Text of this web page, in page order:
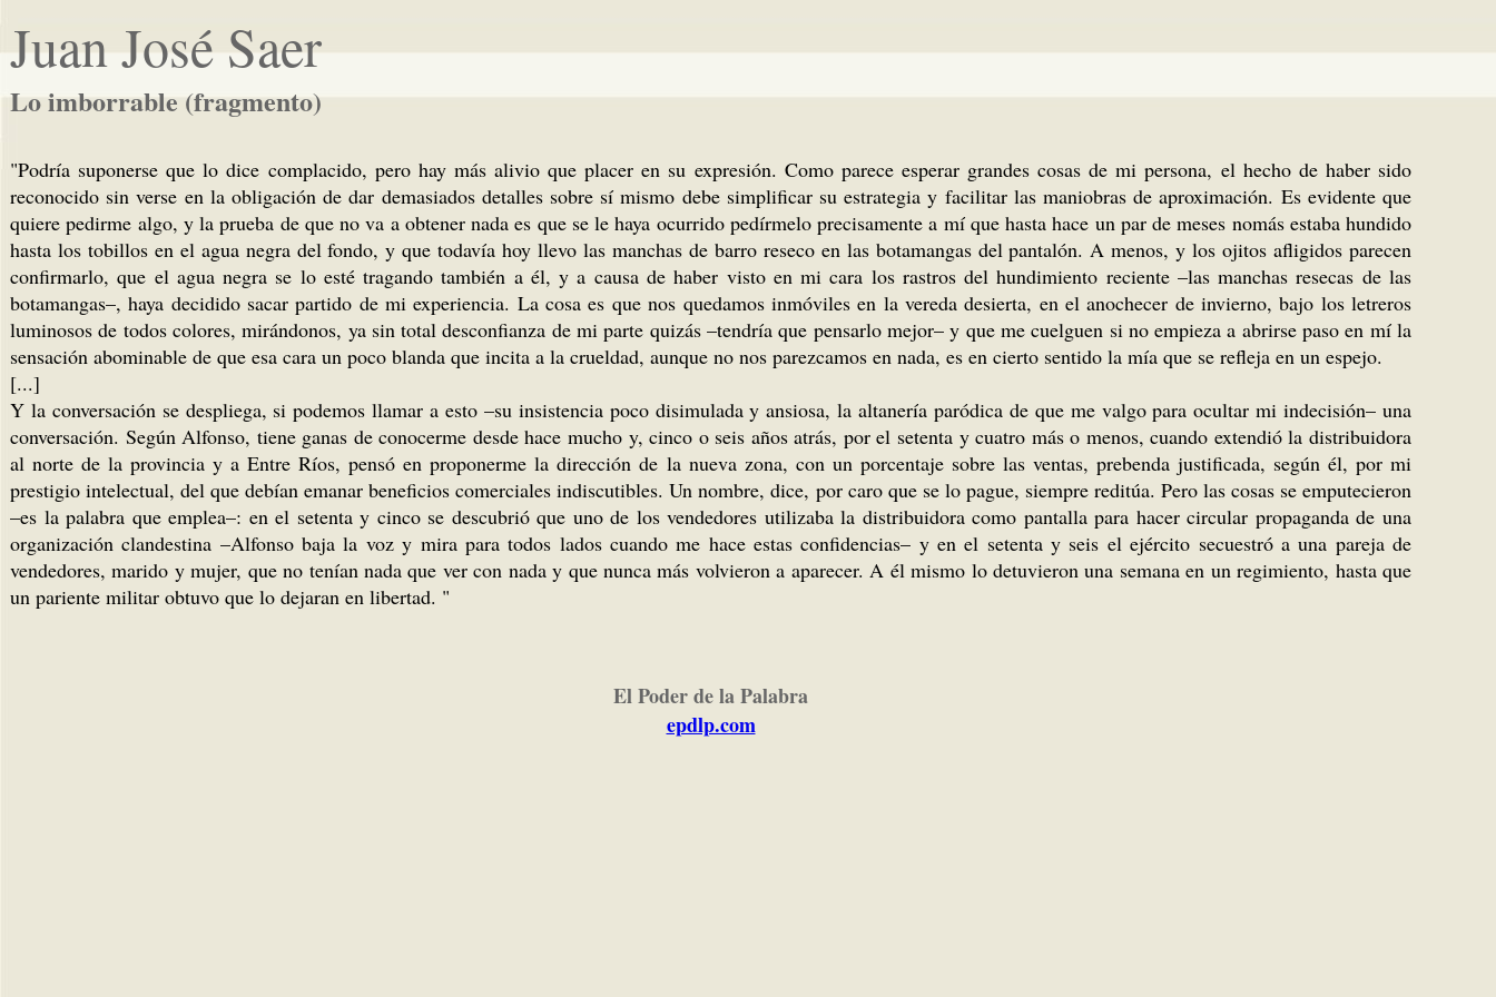
Juan José Saer
Lo imborrable (fragmento)
"Podría suponerse que lo dice complacido, pero hay más alivio que placer en su expresión. Como parece esperar grandes cosas de mi persona, el hecho de haber sido
reconocido sin verse en la obligación de dar demasiados detalles sobre sí mismo debe simplificar su estrategia y facilitar las maniobras de aproximación. Es evidente que
quiere pedirme algo, y la prueba de que no va a obtener nada es que se le haya ocurrido pedírmelo precisamente a mí que hasta hace un par de meses nomás estaba hundido
hasta los tobillos en el agua negra del fondo, y que todavía hoy llevo las manchas de barro reseco en las botamangas del pantalón. A menos, y los ojitos afligidos parecen
confirmarlo, que el agua negra se lo esté tragando también a él, y a causa de haber visto en mi cara los rastros del hundimiento reciente –las manchas resecas de las
botamangas–, haya decidido sacar partido de mi experiencia. La cosa es que nos quedamos inmóviles en la vereda desierta, en el anochecer de invierno, bajo los letreros
luminosos de todos colores, mirándonos, ya sin total desconfianza de mi parte quizás –tendría que pensarlo mejor– y que me cuelguen si no empieza a abrirse paso en mí la
sensación abominable de que esa cara un poco blanda que incita a la crueldad, aunque no nos parezcamos en nada, es en cierto sentido la mía que se refleja en un espejo.
[...]
Y la conversación se despliega, si podemos llamar a esto –su insistencia poco disimulada y ansiosa, la altanería paródica de que me valgo para ocultar mi indecisión– una
conversación. Según Alfonso, tiene ganas de conocerme desde hace mucho y, cinco o seis años atrás, por el setenta y cuatro más o menos, cuando extendió la distribuidora
al norte de la provincia y a Entre Ríos, pensó en proponerme la dirección de la nueva zona, con un porcentaje sobre las ventas, prebenda justificada, según él, por mi
prestigio intelectual, del que debían emanar beneficios comerciales indiscutibles. Un nombre, dice, por caro que se lo pague, siempre reditúa. Pero las cosas se emputecieron
–es la palabra que emplea–: en el setenta y cinco se descubrió que uno de los vendedores utilizaba la distribuidora como pantalla para hacer circular propaganda de una
organización clandestina –Alfonso baja la voz y mira para todos lados cuando me hace estas confidencias– y en el setenta y seis el ejército secuestró a una pareja de
vendedores, marido y mujer, que no tenían nada que ver con nada y que nunca más volvieron a aparecer. A él mismo lo detuvieron una semana en un regimiento, hasta que
un pariente militar obtuvo que lo dejaran en libertad. "
El Poder de la Palabra
epdlp.com